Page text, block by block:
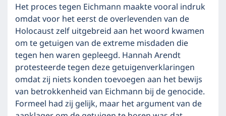
Het proces tegen Eichmann maakte vooral indruk
omdat voor het eerst de overlevenden van de
Holocaust zelf uitgebreid aan het woord kwamen
om te getuigen van de extreme misdaden die
tegen hen waren gepleegd. Hannah Arendt
protesteerde tegen deze getuigenverklaringen
omdat zij niets konden toevoegen aan het bewijs
van betrokkenheid van Eichmann bij de genocide.
Formeel had zij gelijk, maar het argument van de